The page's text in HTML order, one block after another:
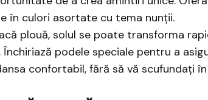
în culori asortate cu tema nunții.
plouă, solul se poate transforma
Închiriază podele speciale pentru a
confortabil, fără să vă scufundați